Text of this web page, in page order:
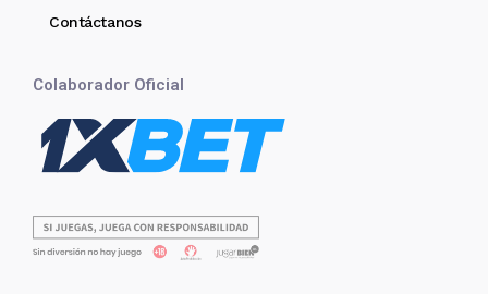
Contáctanos
Colaborador Oficial